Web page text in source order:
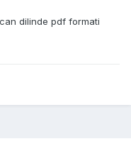
dilinde pdf formati